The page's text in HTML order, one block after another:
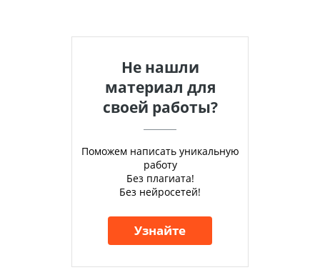
Не нашли
материал для
своей работы?
Поможем написать уникальную
работу
Без плагиата!
Без нейросетей!
Узнайте